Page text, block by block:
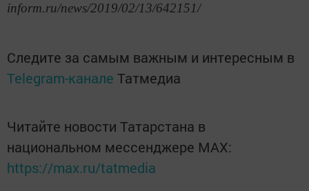
inform.ru/news/2019/02/13/642151/
Следите за самым важным и интересным в
Telegram-канале Татмедиа
Читайте новости Татарстана в
национальном мессенджере MАХ:
https://max.ru/tatmedia